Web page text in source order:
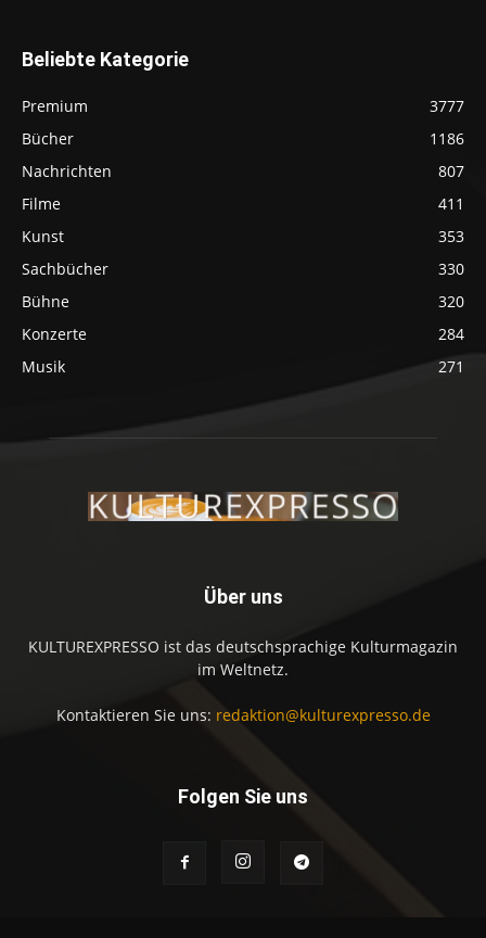
Beliebte Kategorie
Premium
3777
Bücher
1186
Nachrichten
807
Filme
411
Kunst
353
Sachbücher
330
Bühne
320
Konzerte
284
Musik
271
Über uns
KULTUREXPRESSO ist das deutschsprachige Kulturmagazin
im Weltnetz.
Kontaktieren Sie uns: redaktion@kulturexpresso.de
Folgen Sie uns